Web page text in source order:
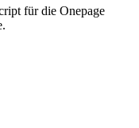
für die Onepage